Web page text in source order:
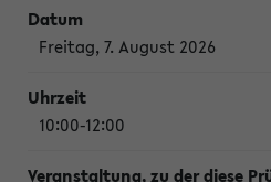
Freitag, 7. August 2026
10:00-12:00